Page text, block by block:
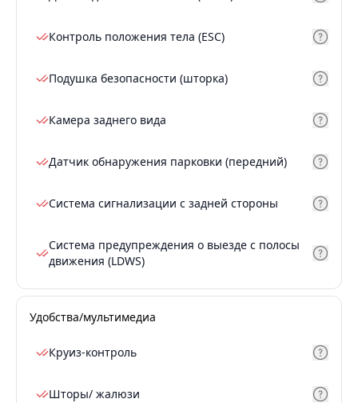
Контроль положения тела (ESC)
Подушка безопасности (шторка)
Камера заднего вида
Датчик обнаружения парковки (передний)
Система сигнализации с задней стороны
Система предупреждения о выезде с полосы
движения (LDWS)
Удобства/мультимедиа
Круиз-контроль
Шторы/ жалюзи